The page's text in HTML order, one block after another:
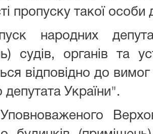
пропуску такої особи
народних
судів, органів та
відповідно до
депутата України".